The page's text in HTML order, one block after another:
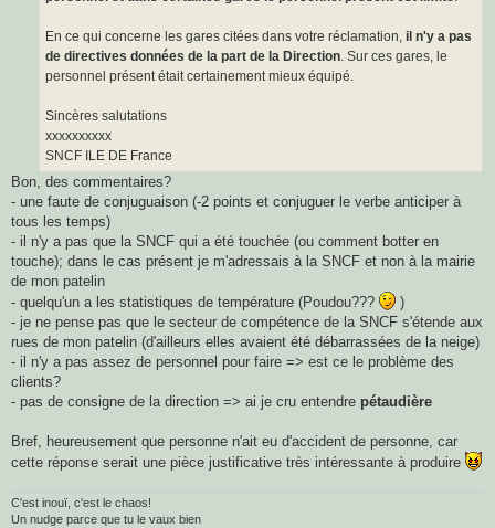
En ce qui concerne les gares citées dans votre réclamation, il n'y a pas
de directives données de la part de la Direction . Sur ces gares, le
personnel présent était certainement mieux équipé.
Sincères salutations
xxxxxxxxxx
SNCF ILE DE France
Bon, des commentaires?
- une faute de conjuguaison (-2 points et conjuguer le verbe anticiper à
tous les temps)
- il n'y a pas que la SNCF qui a été touchée (ou comment botter en
touche); dans le cas présent je m'adressais à la SNCF et non à la mairie
de mon patelin
- quelqu'un a les statistiques de température (Poudou???
)
- je ne pense pas que le secteur de compétence de la SNCF s'étende aux
rues de mon patelin (d'ailleurs elles avaient été débarrassées de la neige)
- il n'y a pas assez de personnel pour faire => est ce le problème des
clients?
- pas de consigne de la direction => ai je cru entendre pétaudière
Bref, heureusement que personne n'ait eu d'accident de personne, car
cette réponse serait une pièce justificative très intéressante à produire
C'est inouï, c'est le chaos!
Un nudge parce que tu le vaux bien